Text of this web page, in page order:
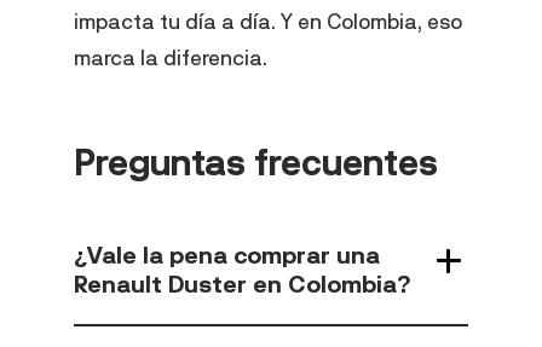
impacta tu día a día. Y en Colombia, eso
marca la diferencia.
Preguntas frecuentes
¿Vale la pena comprar una
Renault Duster en Colombia?